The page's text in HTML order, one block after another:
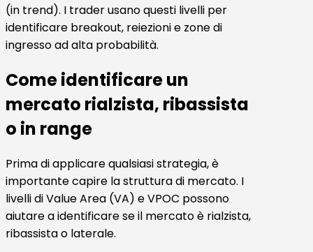
(in trend). I trader usano questi livelli per
identificare breakout, reiezioni e zone di
ingresso ad alta probabilità.
Come identificare un
mercato rialzista, ribassista
o in range
Prima di applicare qualsiasi strategia, è
importante capire la struttura di mercato. I
livelli di Value Area (VA) e VPOC possono
aiutare a identificare se il mercato è rialzista,
ribassista o laterale.